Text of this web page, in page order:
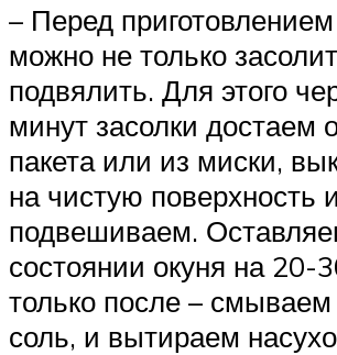
– Перед
можно не только
подвялить. Для этого
минут засолки достаем
пакета или из миски,
на чистую поверхность
подвешиваем.
состоянии окуня на 20-
только после –
соль, и вытираем